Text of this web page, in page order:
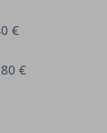
€
€